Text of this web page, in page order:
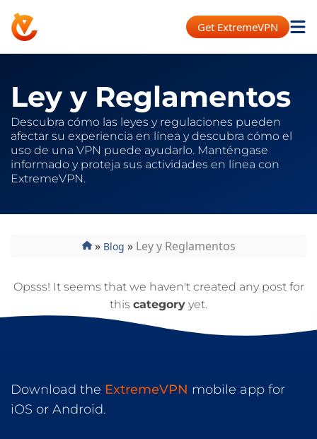
Get ExtremeVPN
Ley y Reglamentos
Descubra cómo las leyes y regulaciones pueden
afectar su experiencia en línea y descubra cómo el
uso de una VPN puede ayudarlo. Manténgase
informado y proteja sus actividades en línea con
ExtremeVPN.
» Blog » Ley y Reglamentos
Opsss! It seems that we haven't created any post for
this category yet.
Download the ExtremeVPN mobile app for
iOS or Android.